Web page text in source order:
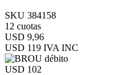
SKU 384158
12 cuotas
USD 9,96
USD 119 IVA INC
USD 102